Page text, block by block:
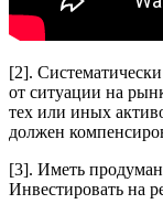
[2].
от ситуации на
тех или иных
должен
[3]. Иметь
Инвестировать на